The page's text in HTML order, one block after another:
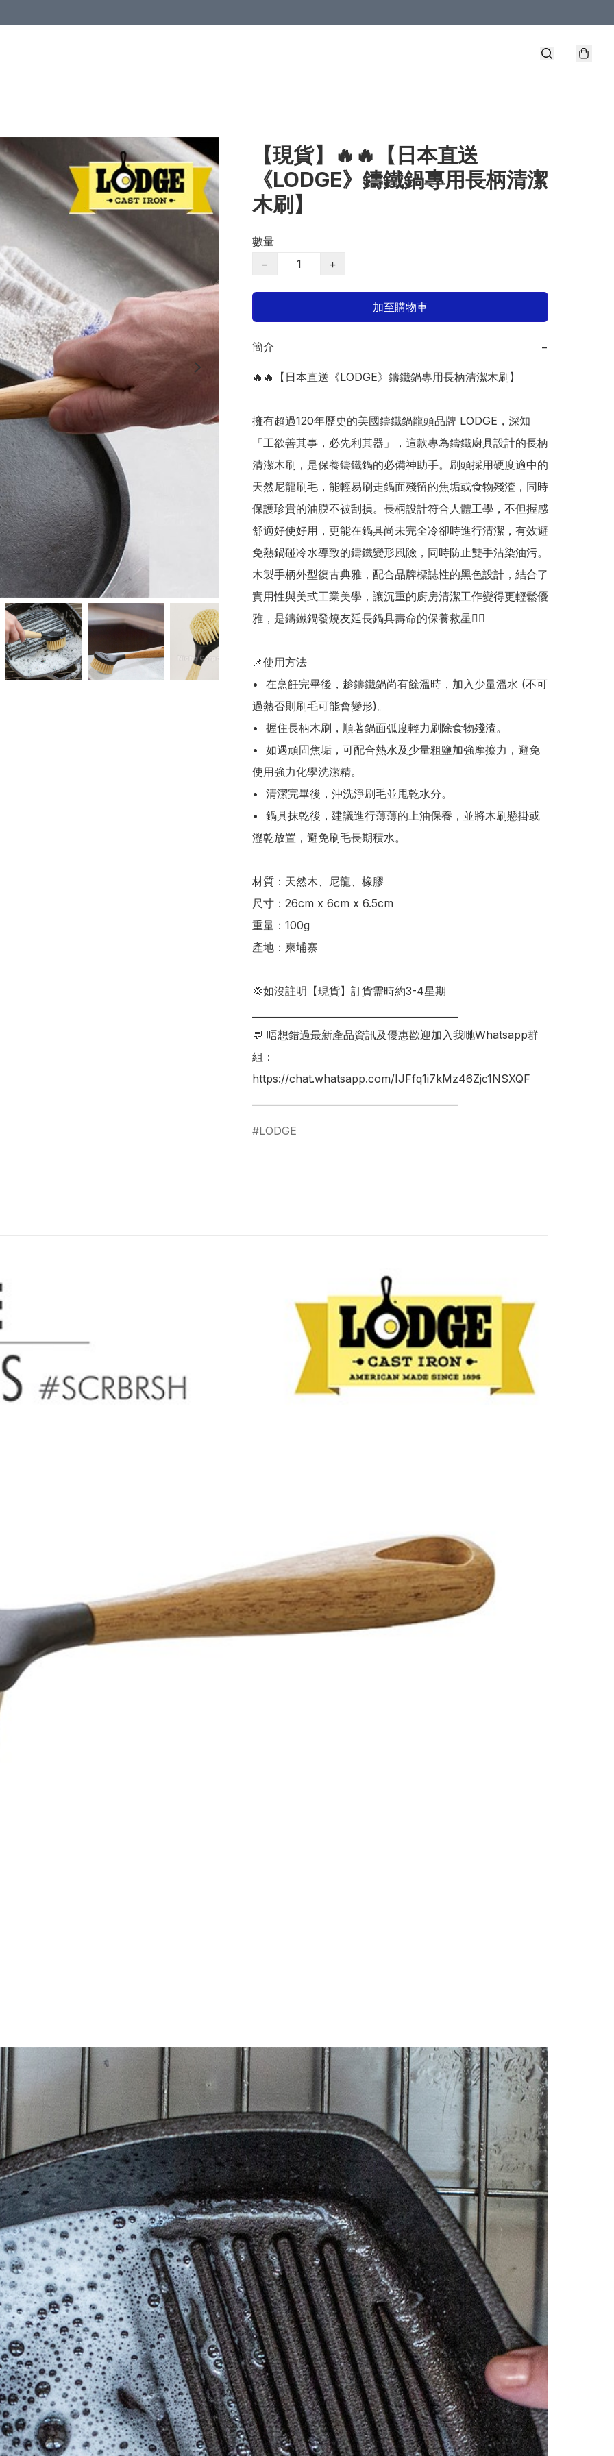
【現貨】🔥🔥【日本直送
《LODGE》鑄鐵鍋專用長柄清潔
木刷】
數量
−
+
加至購物車
簡介 −
🔥🔥【日本直送《LODGE》鑄鐵鍋專用長柄清潔木刷】
擁有超過120年歷史的美國鑄鐵鍋龍頭品牌 LODGE，深知
「工欲善其事，必先利其器」，這款專為鑄鐵廚具設計的長柄
清潔木刷，是保養鑄鐵鍋的必備神助手。刷頭採用硬度適中的
天然尼龍刷毛，能輕易刷走鍋面殘留的焦垢或食物殘渣，同時
保護珍貴的油膜不被刮損。長柄設計符合人體工學，不但握感
舒適好使好用，更能在鍋具尚未完全冷卻時進行清潔，有效避
免熱鍋碰冷水導致的鑄鐵變形風險，同時防止雙手沾染油污。
木製手柄外型復古典雅，配合品牌標誌性的黑色設計，結合了
實用性與美式工業美學，讓沉重的廚房清潔工作變得更輕鬆優
雅，是鑄鐵鍋發燒友延長鍋具壽命的保養救星👍🏻
📌使用方法
•	在烹飪完畢後，趁鑄鐵鍋尚有餘溫時，加入少量溫水 (不可
過熱否則刷毛可能會變形)。
•	握住長柄木刷，順著鍋面弧度輕力刷除食物殘渣。
•	如遇頑固焦垢，可配合熱水及少量粗鹽加強摩擦力，避免
使用強力化學洗潔精。
•	清潔完畢後，沖洗淨刷毛並甩乾水分。
•	鍋具抹乾後，建議進行薄薄的上油保養，並將木刷懸掛或
瀝乾放置，避免刷毛長期積水。
材質：天然木、尼龍、橡膠
尺寸：26cm x 6cm x 6.5cm
重量：100g
產地：柬埔寨
💢如沒註明【現貨】訂貨需時約3-4星期
💬 唔想錯過最新產品資訊及優惠歡迎加入我哋Whatsapp群
組：
https://chat.whatsapp.com/IJFfq1i7kMz46Zjc1NSXQF
LODGE